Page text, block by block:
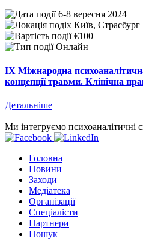
6-8 вересня 2024
Київ, Страсбург
€100
Онлайн
IX Міжнародна
концепції травми. Клінічна
Детальніше
Ми інтегруємо психоаналітичні
Головна
Новини
Заходи
Медіатека
Організації
Спеціалісти
Партнери
Пошук